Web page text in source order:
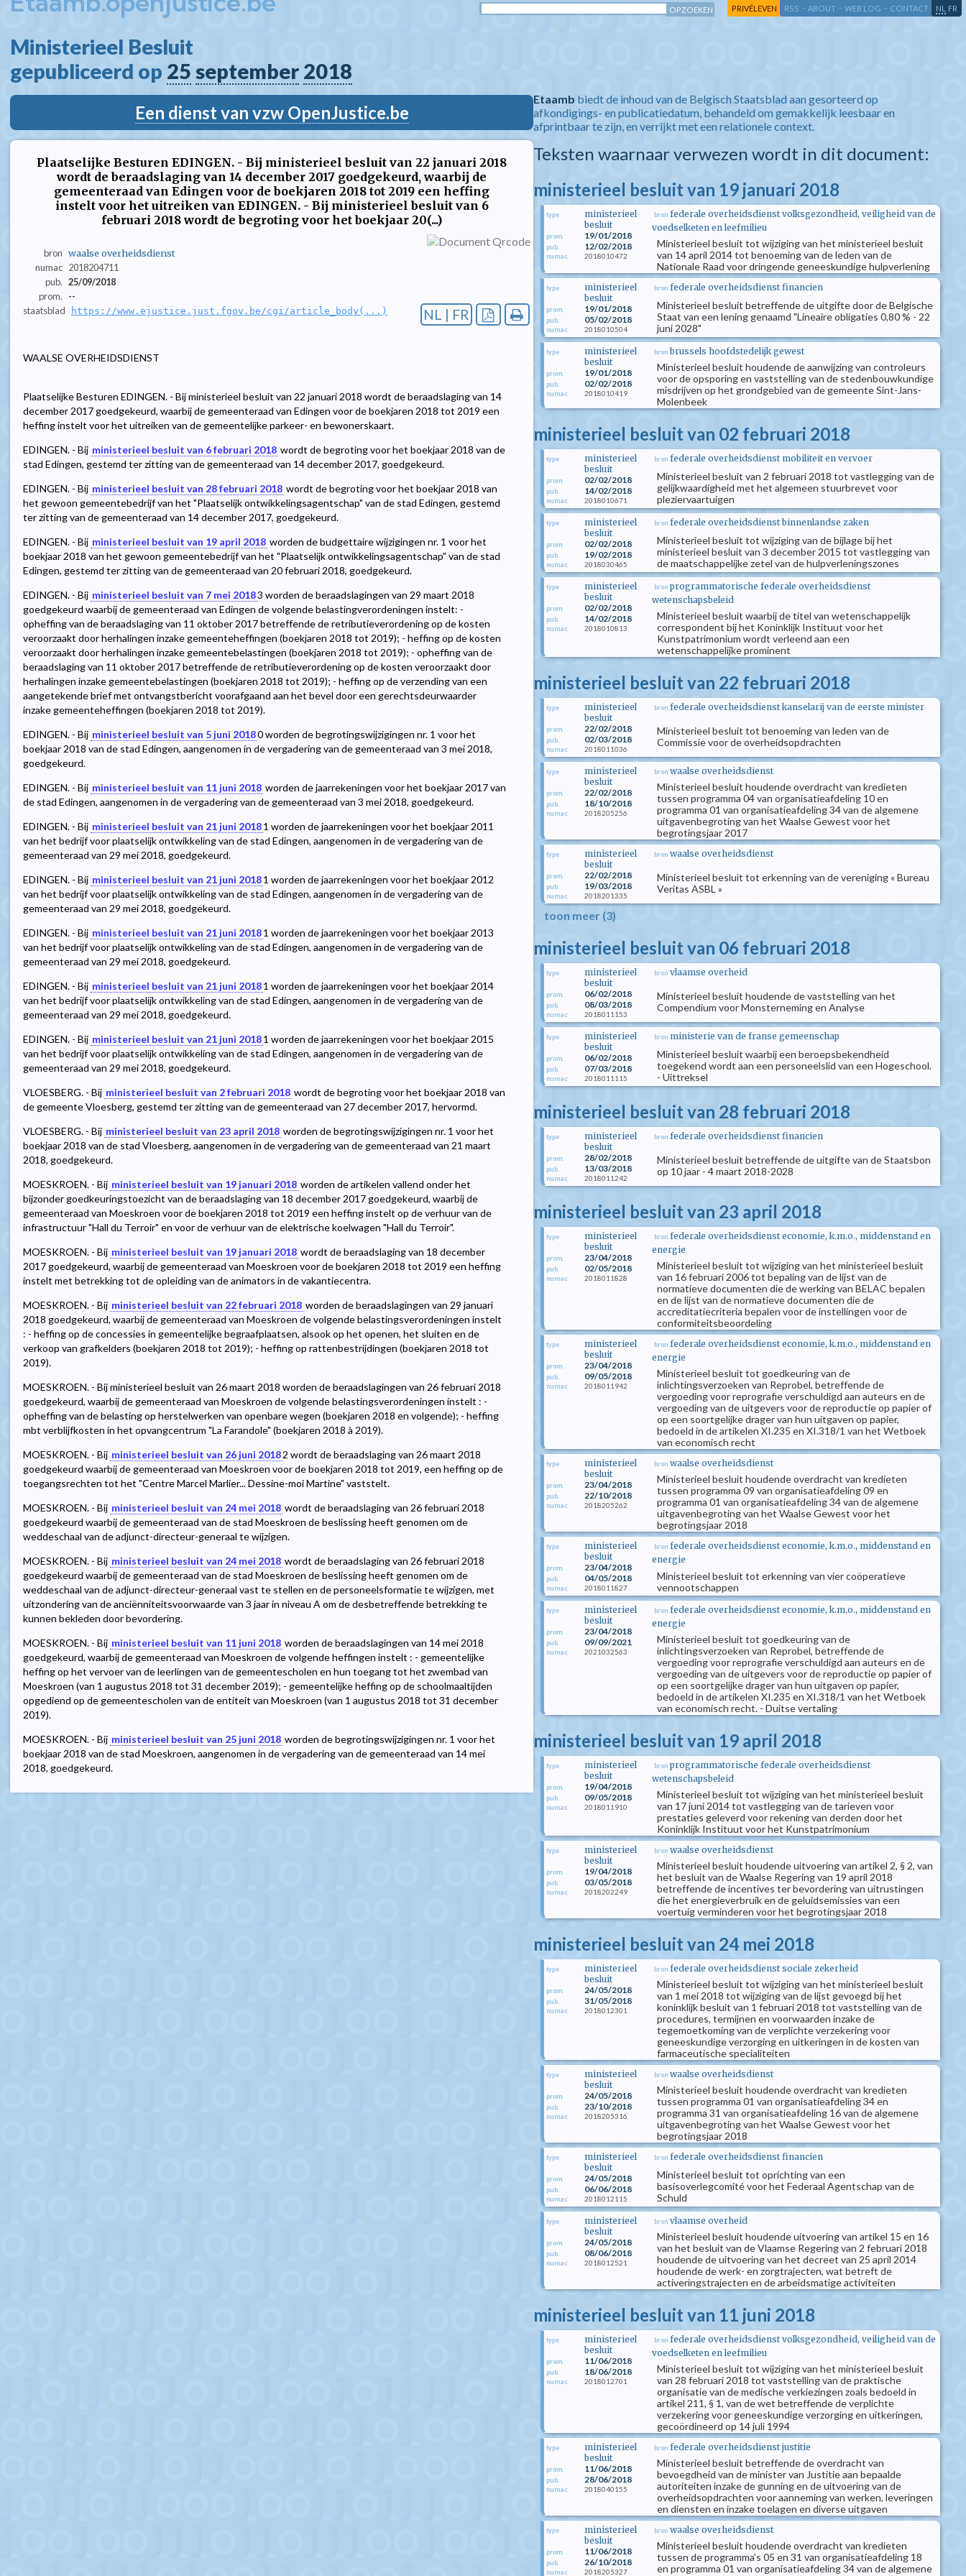
PRIVÉLEVEN RSS - ABOUT - WEB LOG - CONTACT NL FR
Ministerieel Besluit
gepubliceerd op 25 september 2018
Een dienst van vzw OpenJustice.be
Plaatselijke Besturen EDINGEN. - Bij ministerieel besluit van 22 januari 2018
wordt de beraadslaging van 14 december 2017 goedgekeurd, waarbij de
gemeenteraad van Edingen voor de boekjaren 2018 tot 2019 een heffing
instelt voor het uitreiken van EDINGEN. - Bij ministerieel besluit van 6
februari 2018 wordt de begroting voor het boekjaar 20(...)
bron waalse overheidsdienst
numac 2018204711
pub. 25/09/2018
prom.
--
staatsblad
https://www.ejustice.just.fgov.be/cgi/article_body(...) NL | FR
WAALSE OVERHEIDSDIENST
Plaatselijke Besturen EDINGEN. - Bij ministerieel besluit van 22 januari 2018 wordt de beraadslaging van 14
december 2017 goedgekeurd, waarbij de gemeenteraad van Edingen voor de boekjaren 2018 tot 2019 een
heffing instelt voor het uitreiken van de gemeentelijke parkeer- en bewonerskaart.
EDINGEN. - Bij ministerieel besluit van 6 februari 2018 wordt de begroting voor het boekjaar 2018 van de
stad Edingen, gestemd ter zitting van de gemeenteraad van 14 december 2017, goedgekeurd.
EDINGEN. - Bij ministerieel besluit van 28 februari 2018 wordt de begroting voor het boekjaar 2018 van
het gewoon gemeentebedrijf van het "Plaatselijk ontwikkelingsagentschap" van de stad Edingen, gestemd
ter zitting van de gemeenteraad van 14 december 2017, goedgekeurd.
EDINGEN. - Bij ministerieel besluit van 19 april 2018 worden de budgettaire wijzigingen nr. 1 voor het
boekjaar 2018 van het gewoon gemeentebedrijf van het "Plaatselijk ontwikkelingsagentschap" van de stad
Edingen, gestemd ter zitting van de gemeenteraad van 20 februari 2018, goedgekeurd.
EDINGEN. - Bij ministerieel besluit van 7 mei 20183 worden de beraadslagingen van 29 maart 2018
goedgekeurd waarbij de gemeenteraad van Edingen de volgende belastingverordeningen instelt: -
opheffing van de beraadslaging van 11 oktober 2017 betreffende de retributieverordening op de kosten
veroorzaakt door herhalingen inzake gemeenteheffingen (boekjaren 2018 tot 2019); - heffing op de kosten
veroorzaakt door herhalingen inzake gemeentebelastingen (boekjaren 2018 tot 2019); - opheffing van de
beraadslaging van 11 oktober 2017 betreffende de retributieverordening op de kosten veroorzaakt door
herhalingen inzake gemeentebelastingen (boekjaren 2018 tot 2019); - heffing op de verzending van een
aangetekende brief met ontvangstbericht voorafgaand aan het bevel door een gerechtsdeurwaarder
inzake gemeenteheffingen (boekjaren 2018 tot 2019).
EDINGEN. - Bij ministerieel besluit van 5 juni 20180worden de begrotingswijzigingen nr. 1 voor het
boekjaar 2018 van de stad Edingen, aangenomen in de vergadering van de gemeenteraad van 3 mei 2018,
goedgekeurd.
EDINGEN. - Bij ministerieel besluit van 11 juni 2018 worden de jaarrekeningen voor het boekjaar 2017 van
de stad Edingen, aangenomen in de vergadering van de gemeenteraad van 3 mei 2018, goedgekeurd.
EDINGEN. - Bij ministerieel besluit van 21 juni 20181 worden de jaarrekeningen voor het boekjaar 2011
van het bedrijf voor plaatselijk ontwikkeling van de stad Edingen, aangenomen in de vergadering van de
gemeenteraad van 29 mei 2018, goedgekeurd.
EDINGEN. - Bij ministerieel besluit van 21 juni 20181 worden de jaarrekeningen voor het boekjaar 2012
van het bedrijf voor plaatselijk ontwikkeling van de stad Edingen, aangenomen in de vergadering van de
gemeenteraad van 29 mei 2018, goedgekeurd.
EDINGEN. - Bij ministerieel besluit van 21 juni 20181 worden de jaarrekeningen voor het boekjaar 2013
van het bedrijf voor plaatselijk ontwikkeling van de stad Edingen, aangenomen in de vergadering van de
gemeenteraad van 29 mei 2018, goedgekeurd.
EDINGEN. - Bij ministerieel besluit van 21 juni 20181 worden de jaarrekeningen voor het boekjaar 2014
van het bedrijf voor plaatselijk ontwikkeling van de stad Edingen, aangenomen in de vergadering van de
gemeenteraad van 29 mei 2018, goedgekeurd.
EDINGEN. - Bij ministerieel besluit van 21 juni 20181 worden de jaarrekeningen voor het boekjaar 2015
van het bedrijf voor plaatselijk ontwikkeling van de stad Edingen, aangenomen in de vergadering van de
gemeenteraad van 29 mei 2018, goedgekeurd.
VLOESBERG. - Bij ministerieel besluit van 2 februari 2018 wordt de begroting voor het boekjaar 2018 van
de gemeente Vloesberg, gestemd ter zitting van de gemeenteraad van 27 december 2017, hervormd.
VLOESBERG. - Bij ministerieel besluit van 23 april 2018 worden de begrotingswijzigingen nr. 1 voor het
boekjaar 2018 van de stad Vloesberg, aangenomen in de vergadering van de gemeenteraad van 21 maart
2018, goedgekeurd.
MOESKROEN. - Bij ministerieel besluit van 19 januari 2018 worden de artikelen vallend onder het
bijzonder goedkeuringstoezicht van de beraadslaging van 18 december 2017 goedgekeurd, waarbij de
gemeenteraad van Moeskroen voor de boekjaren 2018 tot 2019 een heffing instelt op de verhuur van de
infrastructuur "Hall du Terroir" en voor de verhuur van de elektrische koelwagen "Hall du Terroir".
MOESKROEN. - Bij ministerieel besluit van 19 januari 2018 wordt de beraadslaging van 18 december
2017 goedgekeurd, waarbij de gemeenteraad van Moeskroen voor de boekjaren 2018 tot 2019 een heffing
instelt met betrekking tot de opleiding van de animators in de vakantiecentra.
MOESKROEN. - Bij ministerieel besluit van 22 februari 2018 worden de beraadslagingen van 29 januari
2018 goedgekeurd, waarbij de gemeenteraad van Moeskroen de volgende belastingsverordeningen instelt
: - heffing op de concessies in gemeentelijke begraafplaatsen, alsook op het openen, het sluiten en de
verkoop van grafkelders (boekjaren 2018 tot 2019); - heffing op rattenbestrijdingen (boekjaren 2018 tot
2019).
MOESKROEN. - Bij ministerieel besluit van 26 maart 2018 worden de beraadslagingen van 26 februari 2018
goedgekeurd, waarbij de gemeenteraad van Moeskroen de volgende belastingsverordeningen instelt : -
opheffing van de belasting op herstelwerken van openbare wegen (boekjaren 2018 en volgende); - heffing
mbt verblijfkosten in het opvangcentrum "La Farandole" (boekjaren 2018 à 2019).
MOESKROEN. - Bij ministerieel besluit van 26 juni 20182 wordt de beraadslaging van 26 maart 2018
goedgekeurd waarbij de gemeenteraad van Moeskroen voor de boekjaren 2018 tot 2019, een heffing op de
toegangsrechten tot het "Centre Marcel Marlier... Dessine-moi Martine" vaststelt.
MOESKROEN. - Bij ministerieel besluit van 24 mei 2018 wordt de beraadslaging van 26 februari 2018
goedgekeurd waarbij de gemeenteraad van de stad Moeskroen de beslissing heeft genomen om de
weddeschaal van de adjunct-directeur-generaal te wijzigen.
MOESKROEN. - Bij ministerieel besluit van 24 mei 2018 wordt de beraadslaging van 26 februari 2018
goedgekeurd waarbij de gemeenteraad van de stad Moeskroen de beslissing heeft genomen om de
weddeschaal van de adjunct-directeur-generaal vast te stellen en de personeelsformatie te wijzigen, met
uitzondering van de anciënniteitsvoorwaarde van 3 jaar in niveau A om de desbetreffende betrekking te
kunnen bekleden door bevordering.
MOESKROEN. - Bij ministerieel besluit van 11 juni 2018 worden de beraadslagingen van 14 mei 2018
goedgekeurd, waarbij de gemeenteraad van Moeskroen de volgende heffingen instelt : - gemeentelijke
heffing op het vervoer van de leerlingen van de gemeentescholen en hun toegang tot het zwembad van
Moeskroen (van 1 augustus 2018 tot 31 december 2019); - gemeentelijke heffing op de schoolmaaltijden
opgediend op de gemeentescholen van de entiteit van Moeskroen (van 1 augustus 2018 tot 31 december
2019).
MOESKROEN. - Bij ministerieel besluit van 25 juni 2018 worden de begrotingswijzigingen nr. 1 voor het
boekjaar 2018 van de stad Moeskroen, aangenomen in de vergadering van de gemeenteraad van 14 mei
2018, goedgekeurd.
Etaamb biedt de inhoud van de Belgisch Staatsblad aan gesorteerd op
afkondigings- en publicatiedatum, behandeld om gemakkelijk leesbaar en
afprintbaar te zijn, en verrijkt met een relationele context.
Teksten waarnaar verwezen wordt in dit document:
ministerieel besluit van 19 januari 2018
type
ministerieel
besluit
prom. 19/01/2018
pub. 12/02/2018
numac 2018010472
bron federale overheidsdienst volksgezondheid, veiligheid van de
voedselketen en leefmilieu
Ministerieel besluit tot wijziging van het ministerieel besluit
van 14 april 2014 tot benoeming van de leden van de
Nationale Raad voor dringende geneeskundige hulpverlening
type
ministerieel
besluit
prom. 19/01/2018
pub. 05/02/2018
numac 2018010504
bron federale overheidsdienst financien
Ministerieel besluit betreffende de uitgifte door de Belgische
Staat van een lening genaamd "Lineaire obligaties 0,80 % - 22
juni 2028"
type
ministerieel
besluit
prom. 19/01/2018
pub. 02/02/2018
numac 2018010419
bron brussels hoofdstedelijk gewest
Ministerieel besluit houdende de aanwijzing van controleurs
voor de opsporing en vaststelling van de stedenbouwkundige
misdrijven op het grondgebied van de gemeente Sint-Jans-
Molenbeek
ministerieel besluit van 02 februari 2018
type
ministerieel
besluit
prom. 02/02/2018
pub. 14/02/2018
numac 2018010671
bron federale overheidsdienst mobiliteit en vervoer
Ministerieel besluit van 2 februari 2018 tot vastlegging van de
gelijkwaardigheid met het algemeen stuurbrevet voor
pleziervaartuigen
type
ministerieel
besluit
prom. 02/02/2018
pub. 19/02/2018
numac 2018030465
bron federale overheidsdienst binnenlandse zaken
Ministerieel besluit tot wijziging van de bijlage bij het
ministerieel besluit van 3 december 2015 tot vastlegging van
de maatschappelijke zetel van de hulpverleningszones
type
ministerieel
besluit
prom. 02/02/2018
pub. 14/02/2018
numac 2018010813
bron programmatorische federale overheidsdienst
wetenschapsbeleid
Ministerieel besluit waarbij de titel van wetenschappelijk
correspondent bij het Koninklijk Instituut voor het
Kunstpatrimonium wordt verleend aan een
wetenschappelijke prominent
ministerieel besluit van 22 februari 2018
type
ministerieel
besluit
prom. 22/02/2018
pub. 02/03/2018
numac 2018011036
bron federale overheidsdienst kanselarij van de eerste minister
Ministerieel besluit tot benoeming van leden van de
Commissie voor de overheidsopdrachten
type
ministerieel
besluit
prom. 22/02/2018
pub. 18/10/2018
numac 2018205256
bron waalse overheidsdienst
Ministerieel besluit houdende overdracht van kredieten
tussen programma 04 van organisatieafdeling 10 en
programma 01 van organisatieafdeling 34 van de algemene
uitgavenbegroting van het Waalse Gewest voor het
begrotingsjaar 2017
type
ministerieel
besluit
prom. 22/02/2018
pub. 19/03/2018
numac 2018201335
bron waalse overheidsdienst
Ministerieel besluit tot erkenning van de vereniging « Bureau
Veritas ASBL »
toon meer (3)
ministerieel besluit van 06 februari 2018
type
ministerieel
besluit
prom. 06/02/2018
pub. 08/03/2018
numac 2018011153
bron vlaamse overheid
Ministerieel besluit houdende de vaststelling van het
Compendium voor Monsterneming en Analyse
type
ministerieel
besluit
prom. 06/02/2018
pub. 07/03/2018
numac 2018011115
bron ministerie van de franse gemeenschap
Ministerieel besluit waarbij een beroepsbekendheid
toegekend wordt aan een personeelslid van een Hogeschool.
- Uittreksel
ministerieel besluit van 28 februari 2018
type
ministerieel
besluit
prom. 28/02/2018
pub. 13/03/2018
numac 2018011242
bron federale overheidsdienst financien
Ministerieel besluit betreffende de uitgifte van de Staatsbon
op 10 jaar - 4 maart 2018-2028
ministerieel besluit van 23 april 2018
type
ministerieel
besluit
prom. 23/04/2018
pub. 02/05/2018
numac 2018011828
bron federale overheidsdienst economie, k.m.o., middenstand en
energie
Ministerieel besluit tot wijziging van het ministerieel besluit
van 16 februari 2006 tot bepaling van de lijst van de
normatieve documenten die de werking van BELAC bepalen
en de lijst van de normatieve documenten die de
accreditatiecriteria bepalen voor de instellingen voor de
conformiteitsbeoordeling
type
ministerieel
besluit
prom. 23/04/2018
pub. 09/05/2018
numac 2018011942
bron federale overheidsdienst economie, k.m.o., middenstand en
energie
Ministerieel besluit tot goedkeuring van de
inlichtingsverzoeken van Reprobel, betreffende de
vergoeding voor reprografie verschuldigd aan auteurs en de
vergoeding van de uitgevers voor de reproductie op papier of
op een soortgelijke drager van hun uitgaven op papier,
bedoeld in de artikelen XI.235 en XI.318/1 van het Wetboek
van economisch recht
type
ministerieel
besluit
prom. 23/04/2018
pub. 22/10/2018
numac 2018205262
bron waalse overheidsdienst
Ministerieel besluit houdende overdracht van kredieten
tussen programma 09 van organisatieafdeling 09 en
programma 01 van organisatieafdeling 34 van de algemene
uitgavenbegroting van het Waalse Gewest voor het
begrotingsjaar 2018
type
ministerieel
besluit
prom. 23/04/2018
pub. 04/05/2018
numac 2018011827
bron federale overheidsdienst economie, k.m.o., middenstand en
energie
Ministerieel besluit tot erkenning van vier coöperatieve
vennootschappen
type
ministerieel
besluit
prom. 23/04/2018
pub. 09/09/2021
numac 2021032563
bron federale overheidsdienst economie, k.m.o., middenstand en
energie
Ministerieel besluit tot goedkeuring van de
inlichtingsverzoeken van Reprobel, betreffende de
vergoeding voor reprografie verschuldigd aan auteurs en de
vergoeding van de uitgevers voor de reproductie op papier of
op een soortgelijke drager van hun uitgaven op papier,
bedoeld in de artikelen XI.235 en XI.318/1 van het Wetboek
van economisch recht. - Duitse vertaling
ministerieel besluit van 19 april 2018
type
ministerieel
besluit
prom. 19/04/2018
pub. 09/05/2018
numac 2018011910
bron programmatorische federale overheidsdienst
wetenschapsbeleid
Ministerieel besluit tot wijziging van het ministerieel besluit
van 17 juni 2014 tot vastlegging van de tarieven voor
prestaties geleverd voor rekening van derden door het
Koninklijk Instituut voor het Kunstpatrimonium
type
ministerieel
besluit
prom. 19/04/2018
pub. 03/05/2018
numac 2018202249
bron waalse overheidsdienst
Ministerieel besluit houdende uitvoering van artikel 2, § 2, van
het besluit van de Waalse Regering van 19 april 2018
betreffende de incentives ter bevordering van uitrustingen
die het energieverbruik en de geluidsemissies van een
voertuig verminderen voor het begrotingsjaar 2018
ministerieel besluit van 24 mei 2018
type
ministerieel
besluit
prom. 24/05/2018
pub. 31/05/2018
numac 2018012301
bron federale overheidsdienst sociale zekerheid
Ministerieel besluit tot wijziging van het ministerieel besluit
van 1 mei 2018 tot wijziging van de lijst gevoegd bij het
koninklijk besluit van 1 februari 2018 tot vaststelling van de
procedures, termijnen en voorwaarden inzake de
tegemoetkoming van de verplichte verzekering voor
geneeskundige verzorging en uitkeringen in de kosten van
farmaceutische specialiteiten
type
ministerieel
besluit
prom. 24/05/2018
pub. 23/10/2018
numac 2018205316
bron waalse overheidsdienst
Ministerieel besluit houdende overdracht van kredieten
tussen programma 01 van organisatieafdeling 34 en
programma 31 van organisatieafdeling 16 van de algemene
uitgavenbegroting van het Waalse Gewest voor het
begrotingsjaar 2018
type
ministerieel
besluit
prom. 24/05/2018
pub. 06/06/2018
numac 2018012115
bron federale overheidsdienst financien
Ministerieel besluit tot oprichting van een
basisoverlegcomité voor het Federaal Agentschap van de
Schuld
type
ministerieel
besluit
prom. 24/05/2018
pub. 08/06/2018
numac 2018012521
bron vlaamse overheid
Ministerieel besluit houdende uitvoering van artikel 15 en 16
van het besluit van de Vlaamse Regering van 2 februari 2018
houdende de uitvoering van het decreet van 25 april 2014
houdende de werk- en zorgtrajecten, wat betreft de
activeringstrajecten en de arbeidsmatige activiteiten
ministerieel besluit van 11 juni 2018
type
ministerieel
besluit
prom. 11/06/2018
pub. 18/06/2018
numac 2018012701
bron federale overheidsdienst volksgezondheid, veiligheid van de
voedselketen en leefmilieu
Ministerieel besluit tot wijziging van het ministerieel besluit
van 28 februari 2018 tot vaststelling van de praktische
organisatie van de medische verkiezingen zoals bedoeld in
artikel 211, § 1, van de wet betreffende de verplichte
verzekering voor geneeskundige verzorging en uitkeringen,
gecoördineerd op 14 juli 1994
type
ministerieel
besluit
prom. 11/06/2018
pub. 28/06/2018
numac 2018040155
bron federale overheidsdienst justitie
Ministerieel besluit betreffende de overdracht van
bevoegdheid van de minister van Justitie aan bepaalde
autoriteiten inzake de gunning en de uitvoering van de
overheidsopdrachten voor aanneming van werken, leveringen
en diensten en inzake toelagen en diverse uitgaven
type
ministerieel
besluit
prom. 11/06/2018
pub. 26/10/2018
numac 2018205327
bron waalse overheidsdienst
Ministerieel besluit houdende overdracht van kredieten
tussen de programma's 05 en 31 van organisatieafdeling 18
en programma 01 van organisatieafdeling 34 van de algemene